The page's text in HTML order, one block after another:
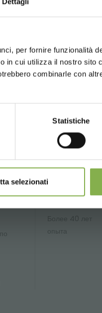
per fornire funzionalità
in cui utilizza il nostro sito
combinarle con
Statistiche
selezionati
ЗАПРОСЫ
UNITED STATES
CONTINUE
Более 40 лет
опыта